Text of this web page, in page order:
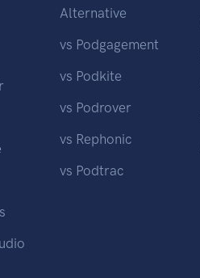
Alternative
vs Podgagement
vs Podkite
vs Podrover
vs Rephonic
vs Podtrac